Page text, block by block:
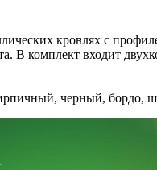
кровлях с
В комплект входит
черный, бордо,